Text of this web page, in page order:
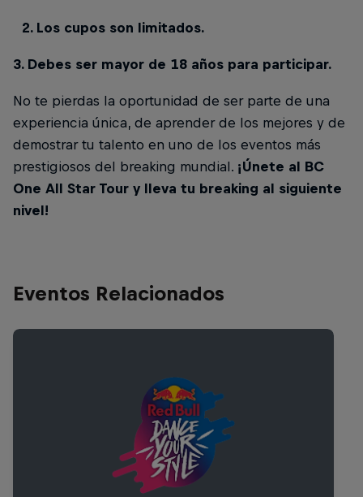
2. Los cupos son limitados.
3. Debes ser mayor de 18 años para participar.
No te pierdas la oportunidad de ser parte de una
experiencia única, de aprender de los mejores y de
demostrar tu talento en uno de los eventos más
prestigiosos del breaking mundial. ¡Únete al BC
One All Star Tour y lleva tu breaking al siguiente
nivel!
Eventos Relacionados